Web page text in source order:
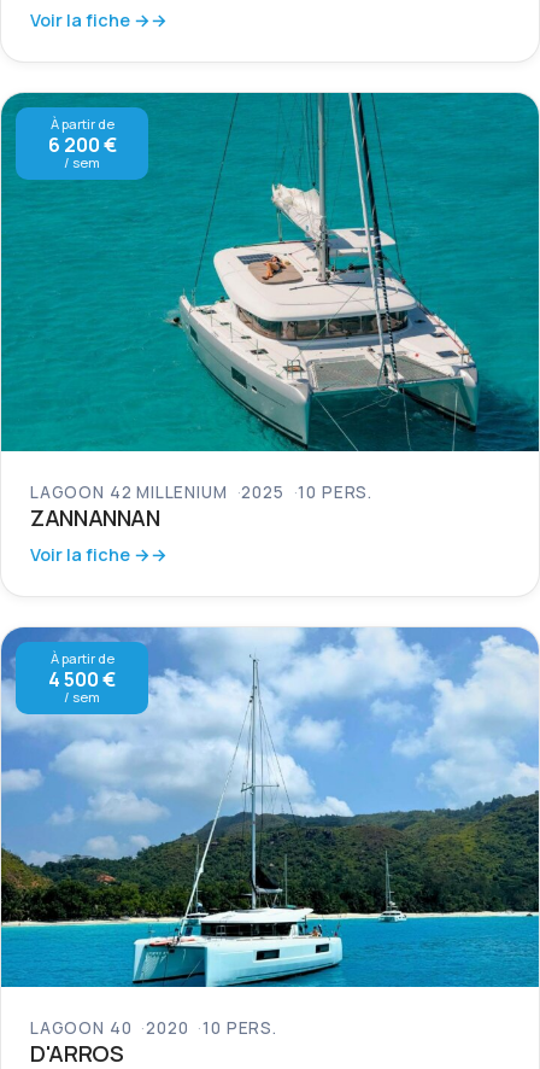
Voir la fiche →
À partir de
6 200 €
/ sem
LAGOON 42 MILLENIUM 2025 10 PERS.
ZANNANNAN
Voir la fiche →
À partir de
4 500 €
/ sem
LAGOON 40 2020 10 PERS.
D'ARROS